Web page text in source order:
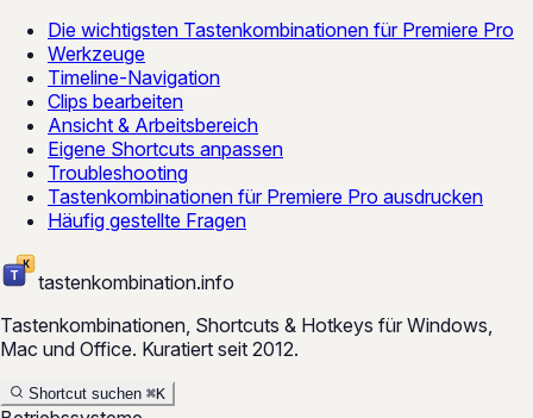
Die wichtigsten Tastenkombinationen für Premiere Pro
Werkzeuge
Timeline-Navigation
Clips bearbeiten
Ansicht & Arbeitsbereich
Eigene Shortcuts anpassen
Troubleshooting
Tastenkombinationen für Premiere Pro ausdrucken
Häufig gestellte Fragen
tastenkombination.info
Tastenkombinationen, Shortcuts & Hotkeys für Windows,
Mac und Office. Kuratiert seit 2012.
Shortcut suchen ⌘K